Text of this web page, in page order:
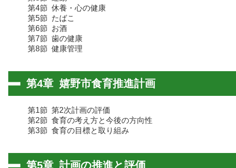
第4節 休養・心の健康
第5節 たばこ
第6節 お酒
第7節 歯の健康
第8節 健康管理
第4章 嬉野市食育推進計画
第1節 第2次計画の評価
第2節 食育の考え方と今後の方向性
第3節 食育の目標と取り組み
第5章 計画の推進と評価